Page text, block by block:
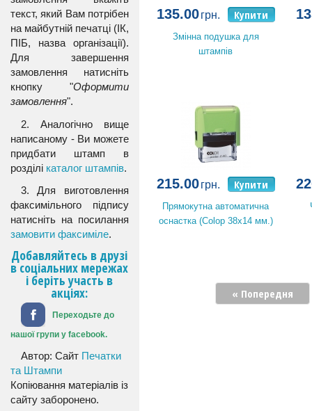
текст, який Вам потрібен
на майбутній печатці (ІК,
ПІБ, назва організації).
Для завершення
замовлення натисніть
кнопку "Оформити
замовлення".
2. Аналогічно вище
написаному - Ви можете
придбати штамп в
розділі каталог штампів.
3. Для виготовлення
факсимільного підпису
натисніть на посилання
замовити факсиміле.
Добавляйтесь в друзі
в соціальних мережах
і беріть участь в
акціях:
Переходьте до
нашої групи у facebook.
Автор: Сайт Печатки
та Штампи
Копіювання матеріалів із
сайту заборонено.
135.00грн. Купити
Змінна подушка для
штампів
215.00грн. Купити
Прямокутна автоматична
оснастка (Colop 38x14 мм.)
« Попередня